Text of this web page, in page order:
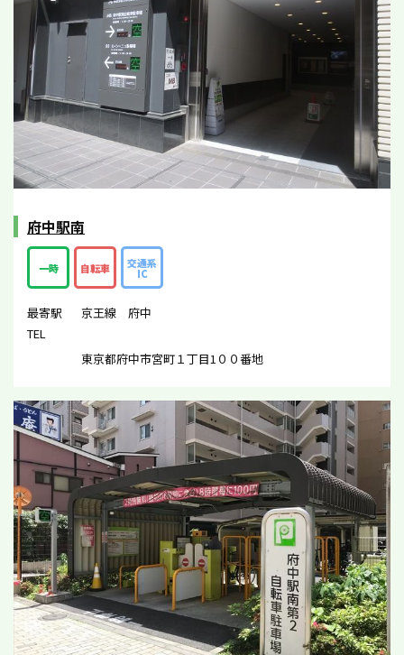
府中駅南
一時 自転車 交通系
IC
最寄駅
京王線 府中
TEL
東京都府中市宮町１丁目1００番地